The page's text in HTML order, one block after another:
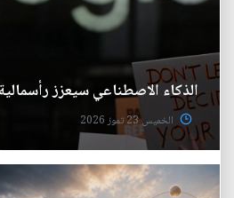
الذكاء الاصطناعي سيعزز
الخميس 23 تموز 2026